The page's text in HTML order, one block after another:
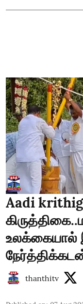
Aadi
உலக்கையால்
thanthitv